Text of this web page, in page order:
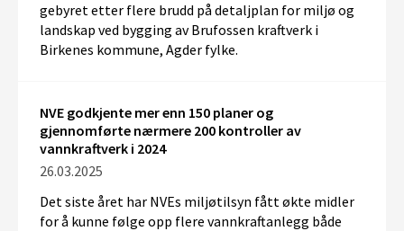
gebyret etter flere brudd på detaljplan for miljø og
landskap ved bygging av Brufossen kraftverk i
Birkenes kommune, Agder fylke.
NVE godkjente mer enn 150 planer og
gjennomførte nærmere 200 kontroller av
vannkraftverk i 2024
26.03.2025
Det siste året har NVEs miljøtilsyn fått økte midler
for å kunne følge opp flere vannkraftanlegg både